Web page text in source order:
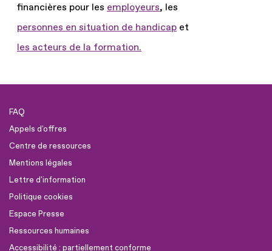
financières pour les employeurs, les
personnes en situation de handicap et
les acteurs de la formation.
FAQ
Appels d'offres
Centre de ressources
Mentions légales
Lettre d'information
Politique cookies
Espace Presse
Ressources humaines
Accessibilité : partiellement conforme